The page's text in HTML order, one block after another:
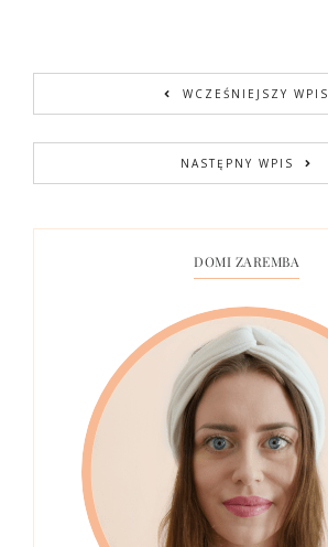
WCZEŚNIEJSZY WPIS
NASTĘPNY WPIS
DOMI ZAREMBA